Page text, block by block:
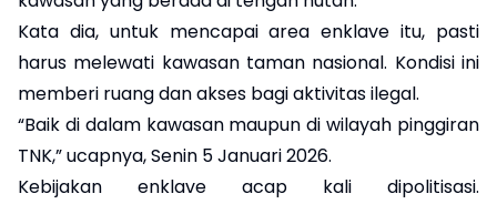
‎Kata dia, untuk mencapai area enklave itu, pasti
harus melewati kawasan taman nasional. Kondisi ini
memberi ruang dan akses bagi aktivitas ilegal.
“Baik di dalam kawasan maupun di wilayah pinggiran
TNK,” ucapnya, Senin 5 Januari 2026.
Kebijakan enklave acap kali dipolitisasi.